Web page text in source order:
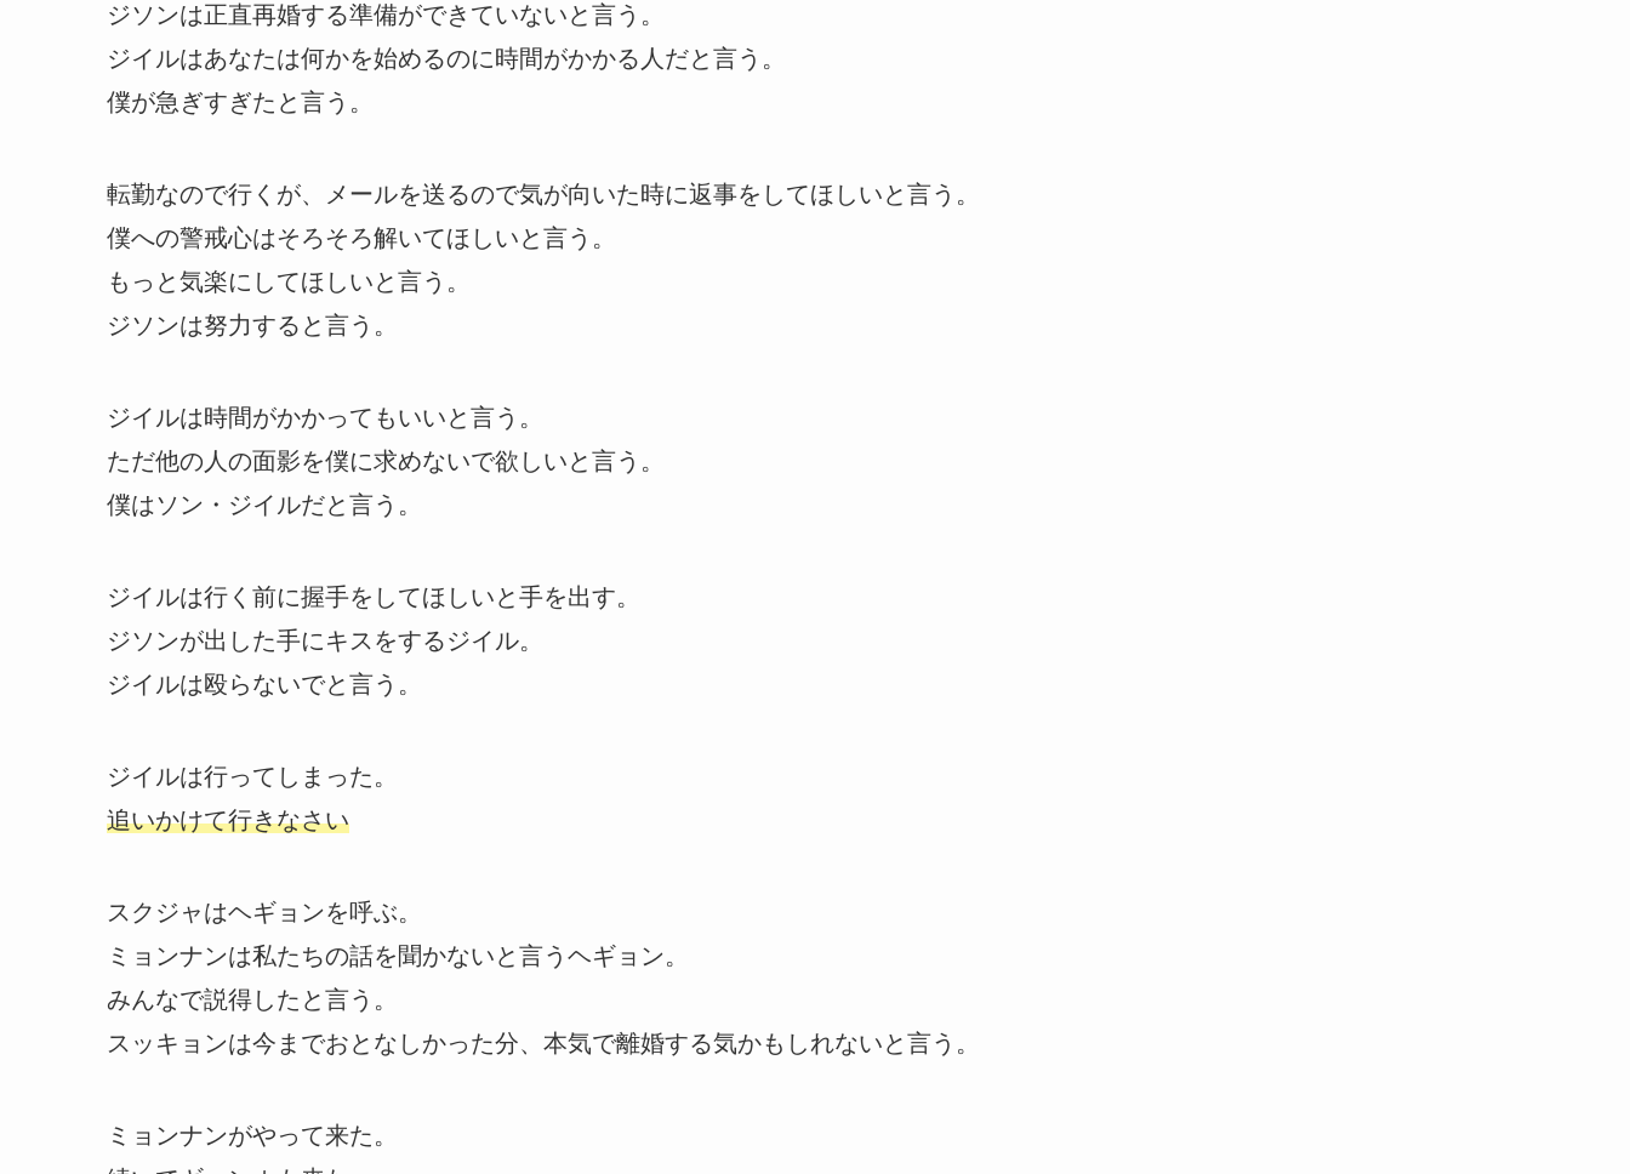
ジソンは正直再婚する準備ができていないと言う。
ジイルはあなたは何かを始めるのに時間がかかる人だと言う。
僕が急ぎすぎたと言う。
転勤なので行くが、メールを送るので気が向いた時に返事をしてほしいと言う。
僕への警戒心はそろそろ解いてほしいと言う。
もっと気楽にしてほしいと言う。
ジソンは努力すると言う。
ジイルは時間がかかってもいいと言う。
ただ他の人の面影を僕に求めないで欲しいと言う。
僕はソン・ジイルだと言う。
ジイルは行く前に握手をしてほしいと手を出す。
ジソンが出した手にキスをするジイル。
ジイルは殴らないでと言う。
ジイルは行ってしまった。
追いかけて行きなさい
スクジャはヘギョンを呼ぶ。
ミョンナンは私たちの話を聞かないと言うヘギョン。
みんなで説得したと言う。
スッキョンは今までおとなしかった分、本気で離婚する気かもしれないと言う。
ミョンナンがやって来た。